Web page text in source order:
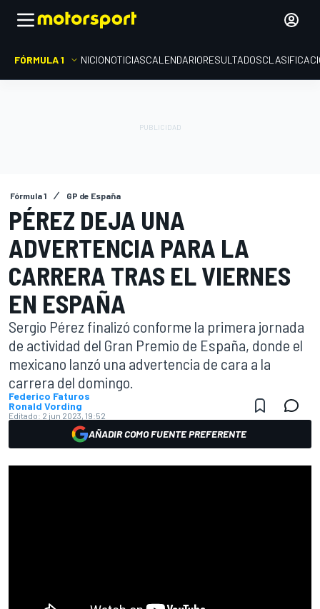
FÓRMULA 1 INICIONOTICIASCALENDARIORESULTADOS
Fórmula 1 GP de España
PÉREZ DEJA UNA
ADVERTENCIA PARA LA
CARRERA TRAS EL VIERNES
EN ESPAÑA
Sergio Pérez finalizó conforme la primera jornada
de actividad del Gran Premio de España, donde el
mexicano lanzó una advertencia de cara a la
carrera del domingo.
Federico Faturos
Ronald Vording
Editado: 2 jun 2023, 19:52
AÑADIR COMO FUENTE PREFERENTE